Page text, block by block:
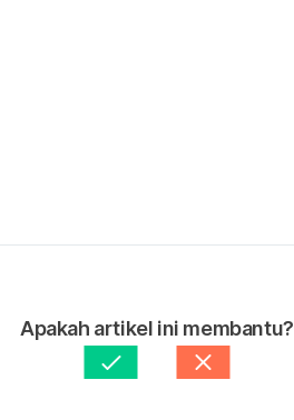
Apakah artikel ini membantu?